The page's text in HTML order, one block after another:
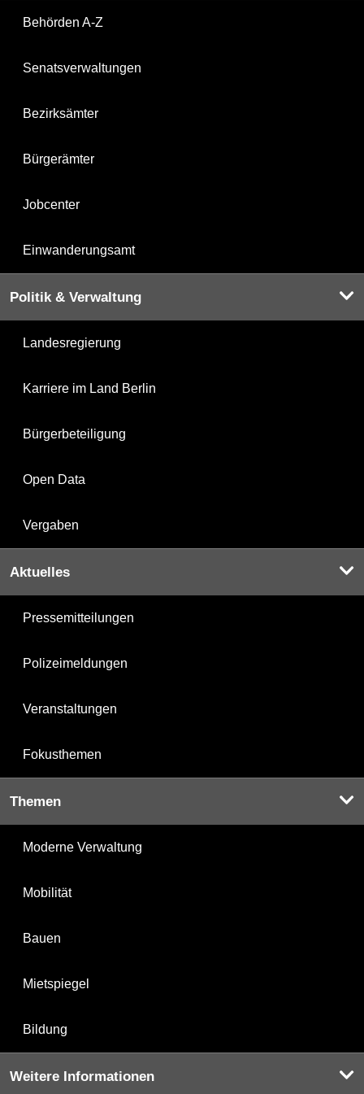
Behörden A-Z
Senatsverwaltungen
Bezirksämter
Bürgerämter
Jobcenter
Einwanderungsamt
Politik & Verwaltung
Landesregierung
Karriere im Land Berlin
Bürgerbeteiligung
Open Data
Vergaben
Aktuelles
Pressemitteilungen
Polizeimeldungen
Veranstaltungen
Fokusthemen
Themen
Moderne Verwaltung
Mobilität
Bauen
Mietspiegel
Bildung
Weitere Informationen